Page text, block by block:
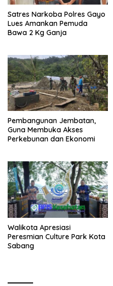
Satres Narkoba Polres Gayo
Lues Amankan Pemuda
Bawa 2 Kg Ganja
Pembangunan Jembatan,
Guna Membuka Akses
Perkebunan dan Ekonomi
Walikota Apresiasi
Peresmian Culture Park Kota
Sabang